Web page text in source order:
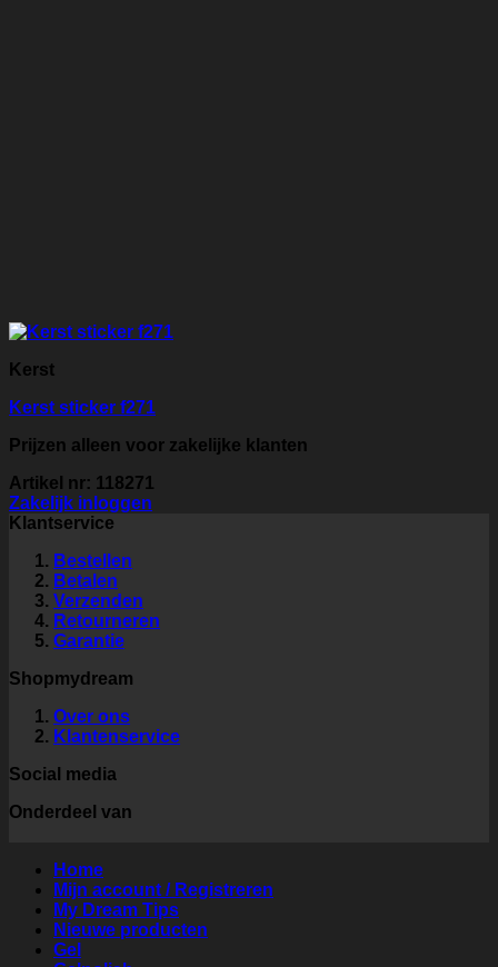
Kerst
Kerst sticker f271
Prijzen alleen voor zakelijke klanten
Artikel nr: 118271
Zakelijk inloggen
Klantservice
Bestellen
Betalen
Verzenden
Retourneren
Garantie
Shopmydream
Over ons
Klantenservice
Social media
Onderdeel van
Home
Mijn account / Registreren
My Dream Tips
Nieuwe producten
Gel